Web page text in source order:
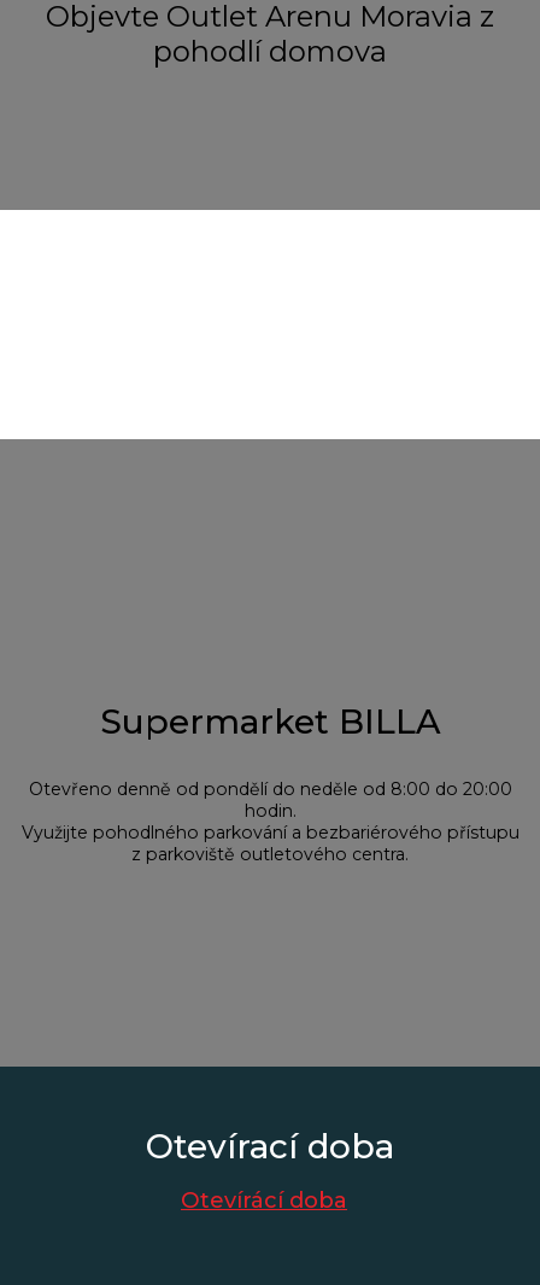
Objevte Outlet Arenu Moravia z
pohodlí domova
Supermarket BILLA
Otevřeno denně od pondělí do neděle od 8:00 do 20:00
hodin.
Využijte pohodlného parkování a bezbariérového přístupu
z parkoviště outletového centra.
Otevírací doba
Otevírácí doba